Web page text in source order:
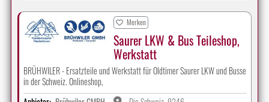
Merken
Saurer LKW & Bus Teileshop,
Werkstatt
BRÜHWILER - Ersatzteile und Werkstatt für Oldtimer Saurer LKW und Busse
in der Schweiz. Onlineshop,